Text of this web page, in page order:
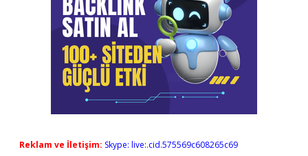
Reklam ve İletişim: Skype: live:.cid.575569c608265c69